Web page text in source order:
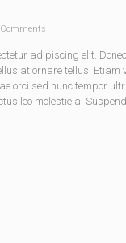
Comments
adipiscing elit.
at ornare tellus.
orci sed nunc tempor
leo molestie a.